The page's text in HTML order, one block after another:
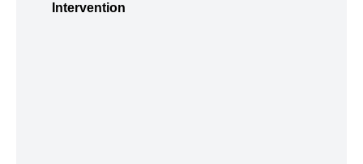
Intervention